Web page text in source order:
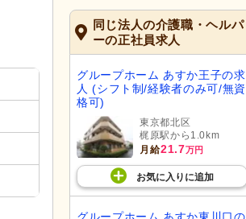
同じ法人の介護職・ヘルパ
ーの正社員求人
グループホーム あすか王子の求
人 (シフト制/経験者のみ可/無資
格可)
東京都北区
梶原駅から1.0km
月給21.7万円
お気に入り に追加
グループホーム あすか東川口の